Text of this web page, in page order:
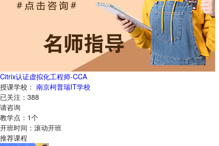
Citrix认证虚拟化工程师-CCA
授课学校： 南京柯普瑞IT学校
已关注： 388
请咨询
教学点： 1个
开班时间： 滚动开班
推荐课程